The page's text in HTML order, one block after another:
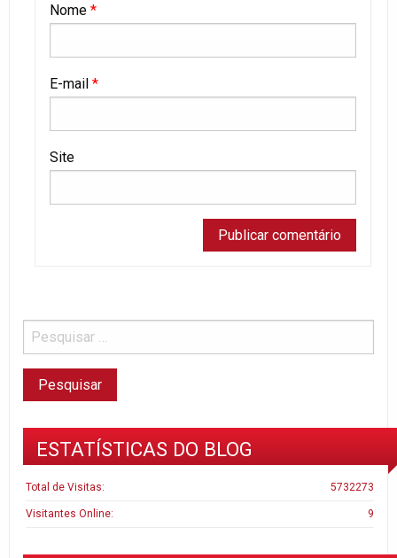
Nome *
E-mail *
Site
ESTATÍSTICAS DO BLOG
5732273
Total de Visitas:
9
Visitantes Online: